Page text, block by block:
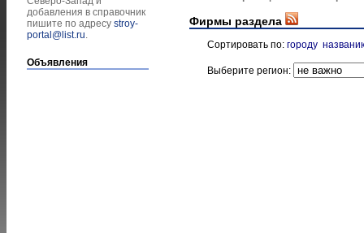
добавления в справочник
пишите по адресу stroy-
portal@list.ru.
Объявления
Фирмы раздела
Сортировать по: городу
Выберите регион: